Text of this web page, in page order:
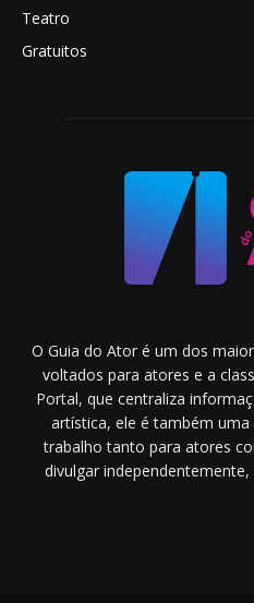
Teatro
Gratuitos
O Guia do Ator é um dos
voltados para atores e a
Portal, que centraliza
artística, ele é também
trabalho tanto para atores
divulgar